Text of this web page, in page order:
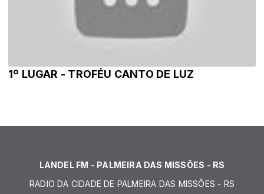
1º LUGAR - TROFÉU CANTO DE LUZ
LANDEL FM - PALMEIRA DAS MISSÕES - RS
RADIO DA CIDADE DE PALMEIRA DAS MISSÕES - RS